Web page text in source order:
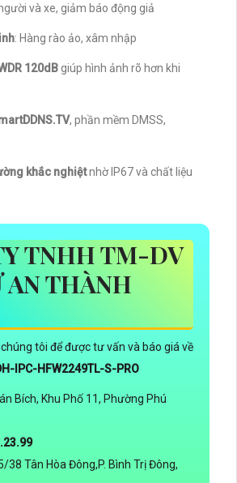
và xe, giảm báo động giả
: Hàng rào ảo, xâm nhập
120dB giúp hình ảnh rõ hơn khi
, phần mềm DMSS,
khắc nghiệtnhờ IP67 và chất liệu
TNHH TM-DV
THÀNH
tôi để được tư vấn và báo giá về
IPC-HFW2249TL-S-PRO
Bích, Khu Phố 11, Phường Phú
38 Tân Hòa Đông,P. Bình Trị Đông,